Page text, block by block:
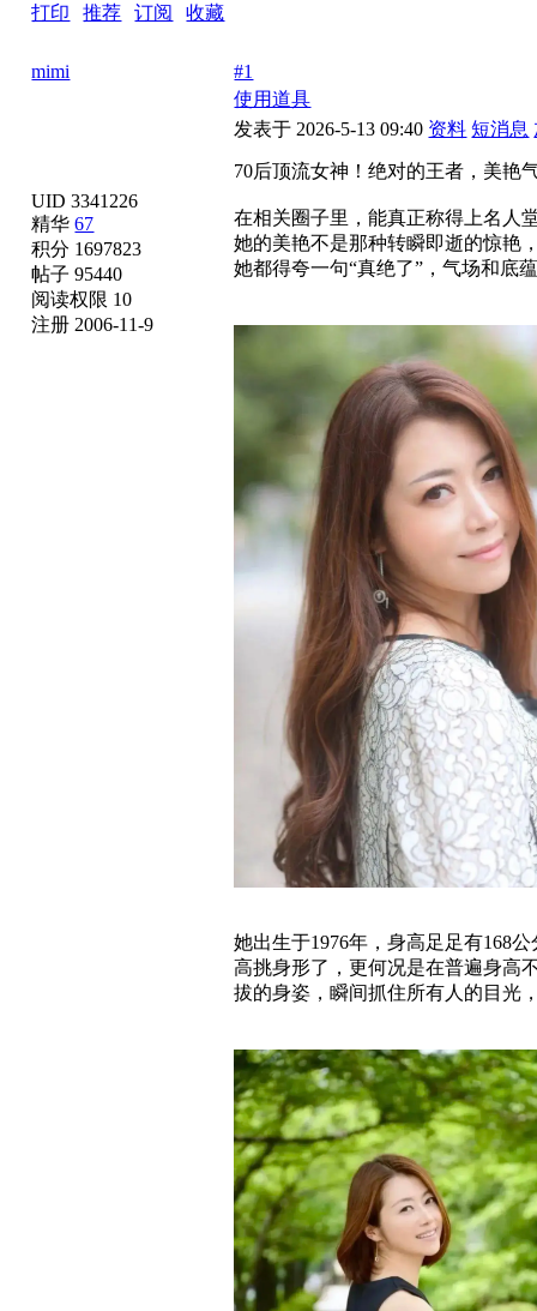
打印 |推荐 |订阅 |收藏
mimi
UID 3341226
精华67
积分 1697823
帖子 95440
阅读权限 10
注册 2006-11-9
#1
使用道具
发表于 2026-5-13 09:40 资料 短消息
70后顶流女神！绝对的王者，美艳
在相关圈子里，能真正称得上名人
她的美艳不是那种转瞬即逝的惊艳
她都得夸一句“真绝了”，气场和底
她出生于1976年，身高足足有168
高挑身形了，更何况是在普遍身高
拔的身姿，瞬间抓住所有人的目光